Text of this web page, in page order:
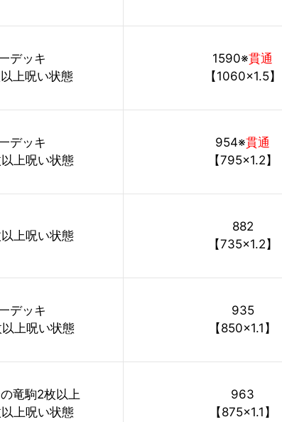
デッキ
以上呪い状態
1590※貫通
【1060×1.5】
デッキ
以上呪い状態
954※貫通
【795×1.2】
以上呪い状態
882
【735×1.2】
デッキ
以上呪い状態
935
【850×1.1】
竜駒2枚以上
以上呪い状態
963
【875×1.1】